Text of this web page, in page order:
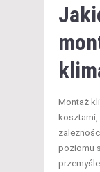
Montaż
kosztami,
poziomu